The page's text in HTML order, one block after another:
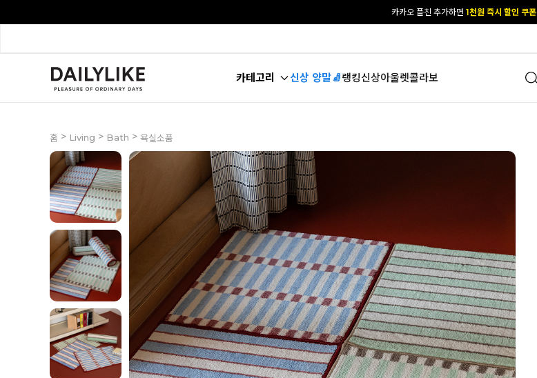
[공식몰 단독] 앱 다운받고2% 결제 할인 받기
카테고리 신상 양말🧦랭킹신상아울렛콜라보
홈 > Living > Bath > 욕실소품